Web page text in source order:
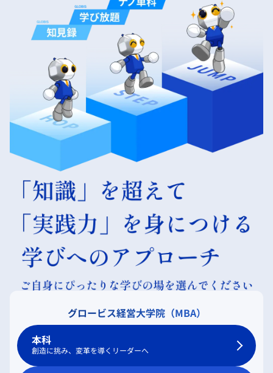
グロービス経営大学院（MBA）
本科
創造に挑み、変革を導くリーダーへ